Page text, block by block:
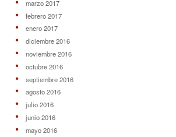
marzo 2017
febrero 2017
enero 2017
diciembre 2016
noviembre 2016
octubre 2016
septiembre 2016
agosto 2016
julio 2016
junio 2016
mayo 2016